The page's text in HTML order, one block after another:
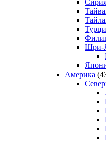
Шри-
Америка